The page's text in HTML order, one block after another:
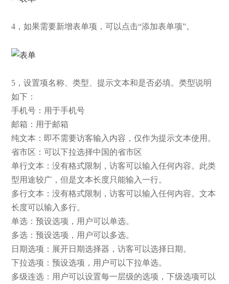
4，如果需要新增表单项，可以点击“添加表单项”。
5，设置项名称、类型、提示文本和是否必填。类型说明
如下：
手机号：用于手机号
邮箱：用于邮箱
纯文本：即不需要访客输入内容，仅作为提示文本使用。
省市区：可以下拉选择中国的省市区
单行文本：没有格式限制，访客可以输入任何内容。此类
型用途较广，但是文本长度只能输入一行。
多行文本：没有格式限制，访客可以输入任何内容。文本
长度可以输入多行。
单选：预设选项，用户可以单选。
多选：预设选项，用户可以多选。
日期选项：展开日期选择器，访客可以选择日期。
下拉选项：预设选项，用户可以下拉单选。
多级连选：用户可以设置每一层级的选项，下级选项可以